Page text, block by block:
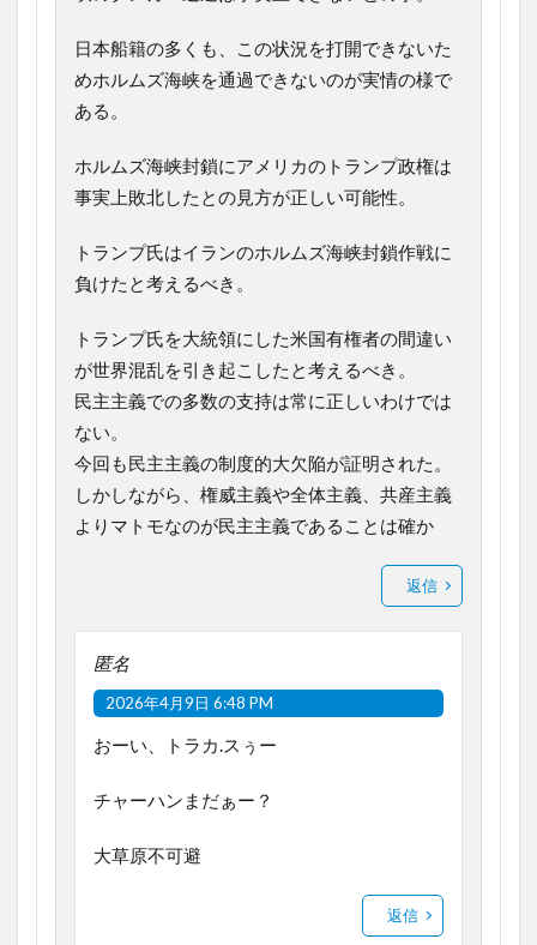
日本船籍の多くも、この状況を打開できないた
めホルムズ海峡を通過できないのが実情の様で
ある。
ホルムズ海峡封鎖にアメリカのトランプ政権は
事実上敗北したとの見方が正しい可能性。
トランプ氏はイランのホルムズ海峡封鎖作戦に
負けたと考えるべき。
トランプ氏を大統領にした米国有権者の間違い
が世界混乱を引き起こしたと考えるべき。
民主主義での多数の支持は常に正しいわけでは
ない。
今回も民主主義の制度的大欠陥が証明された。
しかしながら、権威主義や全体主義、共産主義
よりマトモなのが民主主義であることは確か
返信
匿名
2026年4月9日 6:48 PM
おーい、トラカ.スぅー
チャーハンまだぁー？
大草原不可避
返信